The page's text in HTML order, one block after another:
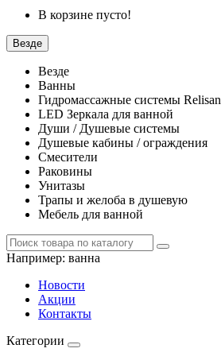
В корзине пусто!
Везде
Везде
Ванны
Гидромассажные системы Relisan
LED Зеркала для ванной
Души / Душевые системы
Душевые кабины / ограждения
Смесители
Раковины
Унитазы
Трапы и желоба в душевую
Мебель для ванной
Например: ванна
Новости
Акции
Контакты
Категории